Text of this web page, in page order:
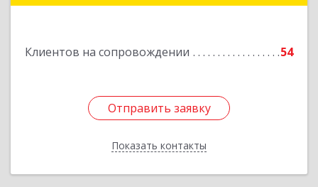
Клиентов на сопровождении 54
Отправить заявку
Показать контакты
Отправить заявку
Назад